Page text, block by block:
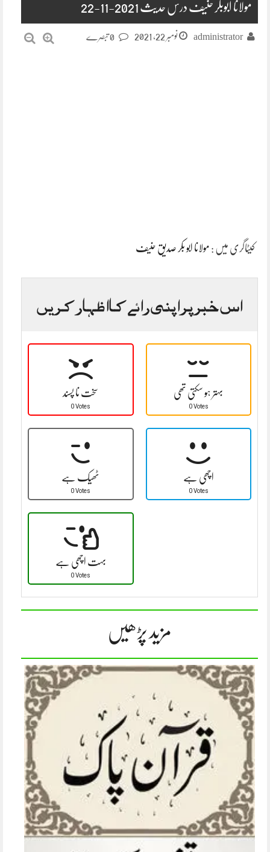
مولانا ابوبکر حنیف درس حدیث 2021-11-22
administrator نومبر 22, 2021
کیٹاگری میں : مولانا ابو بکر صدیق حنیف
اس خبر پر اپنی رائے کا اظہار کریں
سخت نا پسند
0 Votes
بہتر ہو سکتی تھی
0 Votes
ٹھیک ہے
0 Votes
اچھی ہے
0 Votes
بہت اچھی ہے
0 Votes
مزید پڑھیں